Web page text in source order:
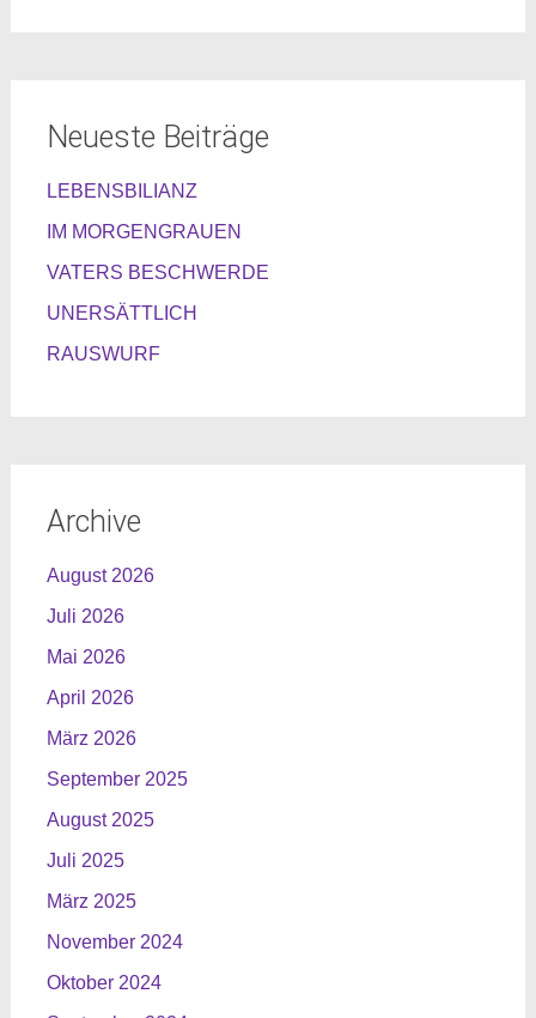
Neueste Beiträge
LEBENSBILIANZ
IM MORGENGRAUEN
VATERS BESCHWERDE
UNERSÄTTLICH
RAUSWURF
Archive
August 2026
Juli 2026
Mai 2026
April 2026
März 2026
September 2025
August 2025
Juli 2025
März 2025
November 2024
Oktober 2024